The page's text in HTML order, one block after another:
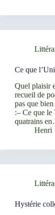
Ce que
Quel plaisir
recueil de
pas que
:– Ce que le
quatrains
Henri
Hystérie